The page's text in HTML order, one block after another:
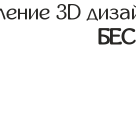
3D